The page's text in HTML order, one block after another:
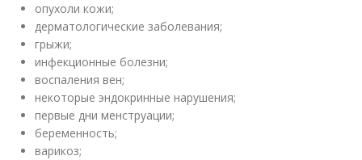
опухоли кожи;
дерматологические заболевания;
грыжи;
инфекционные болезни;
воспаления вен;
некоторые эндокринные нарушения;
первые дни менструации;
беременность;
варикоз;